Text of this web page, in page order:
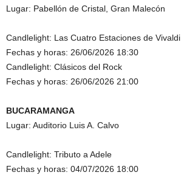
Lugar: Pabellón de Cristal, Gran Malecón
Candlelight: Las Cuatro Estaciones de Vivaldi
Fechas y horas: 26/06/2026 18:30
Candlelight: Clásicos del Rock
Fechas y horas: 26/06/2026 21:00
BUCARAMANGA
Lugar: Auditorio Luis A. Calvo
Candlelight: Tributo a Adele
Fechas y horas: 04/07/2026 18:00